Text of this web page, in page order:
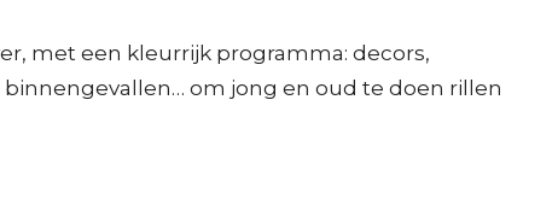
met een kleurrijk programma: decors,
om jong en oud te doen rillen